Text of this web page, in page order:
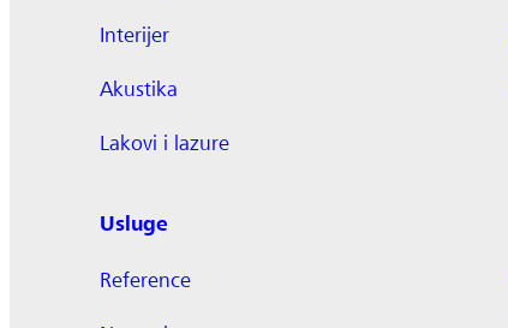
Interijer
Akustika
Lakovi i lazure
Usluge
Reference